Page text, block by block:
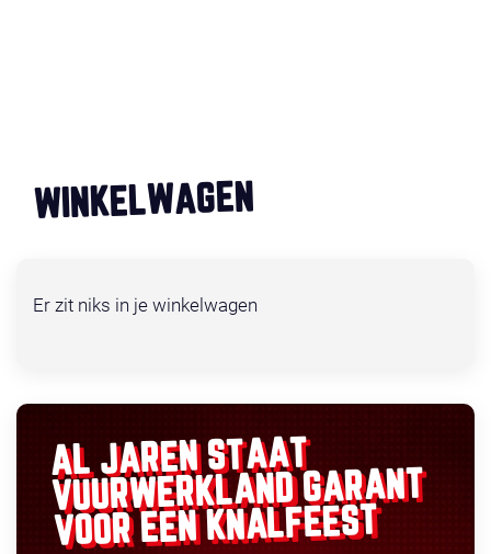
WINKELWAGEN
Er zit niks in je winkelwagen
AL JAREN STAAT
VUURWERKLANDGARANT
VOOR EEN KNALFEEST